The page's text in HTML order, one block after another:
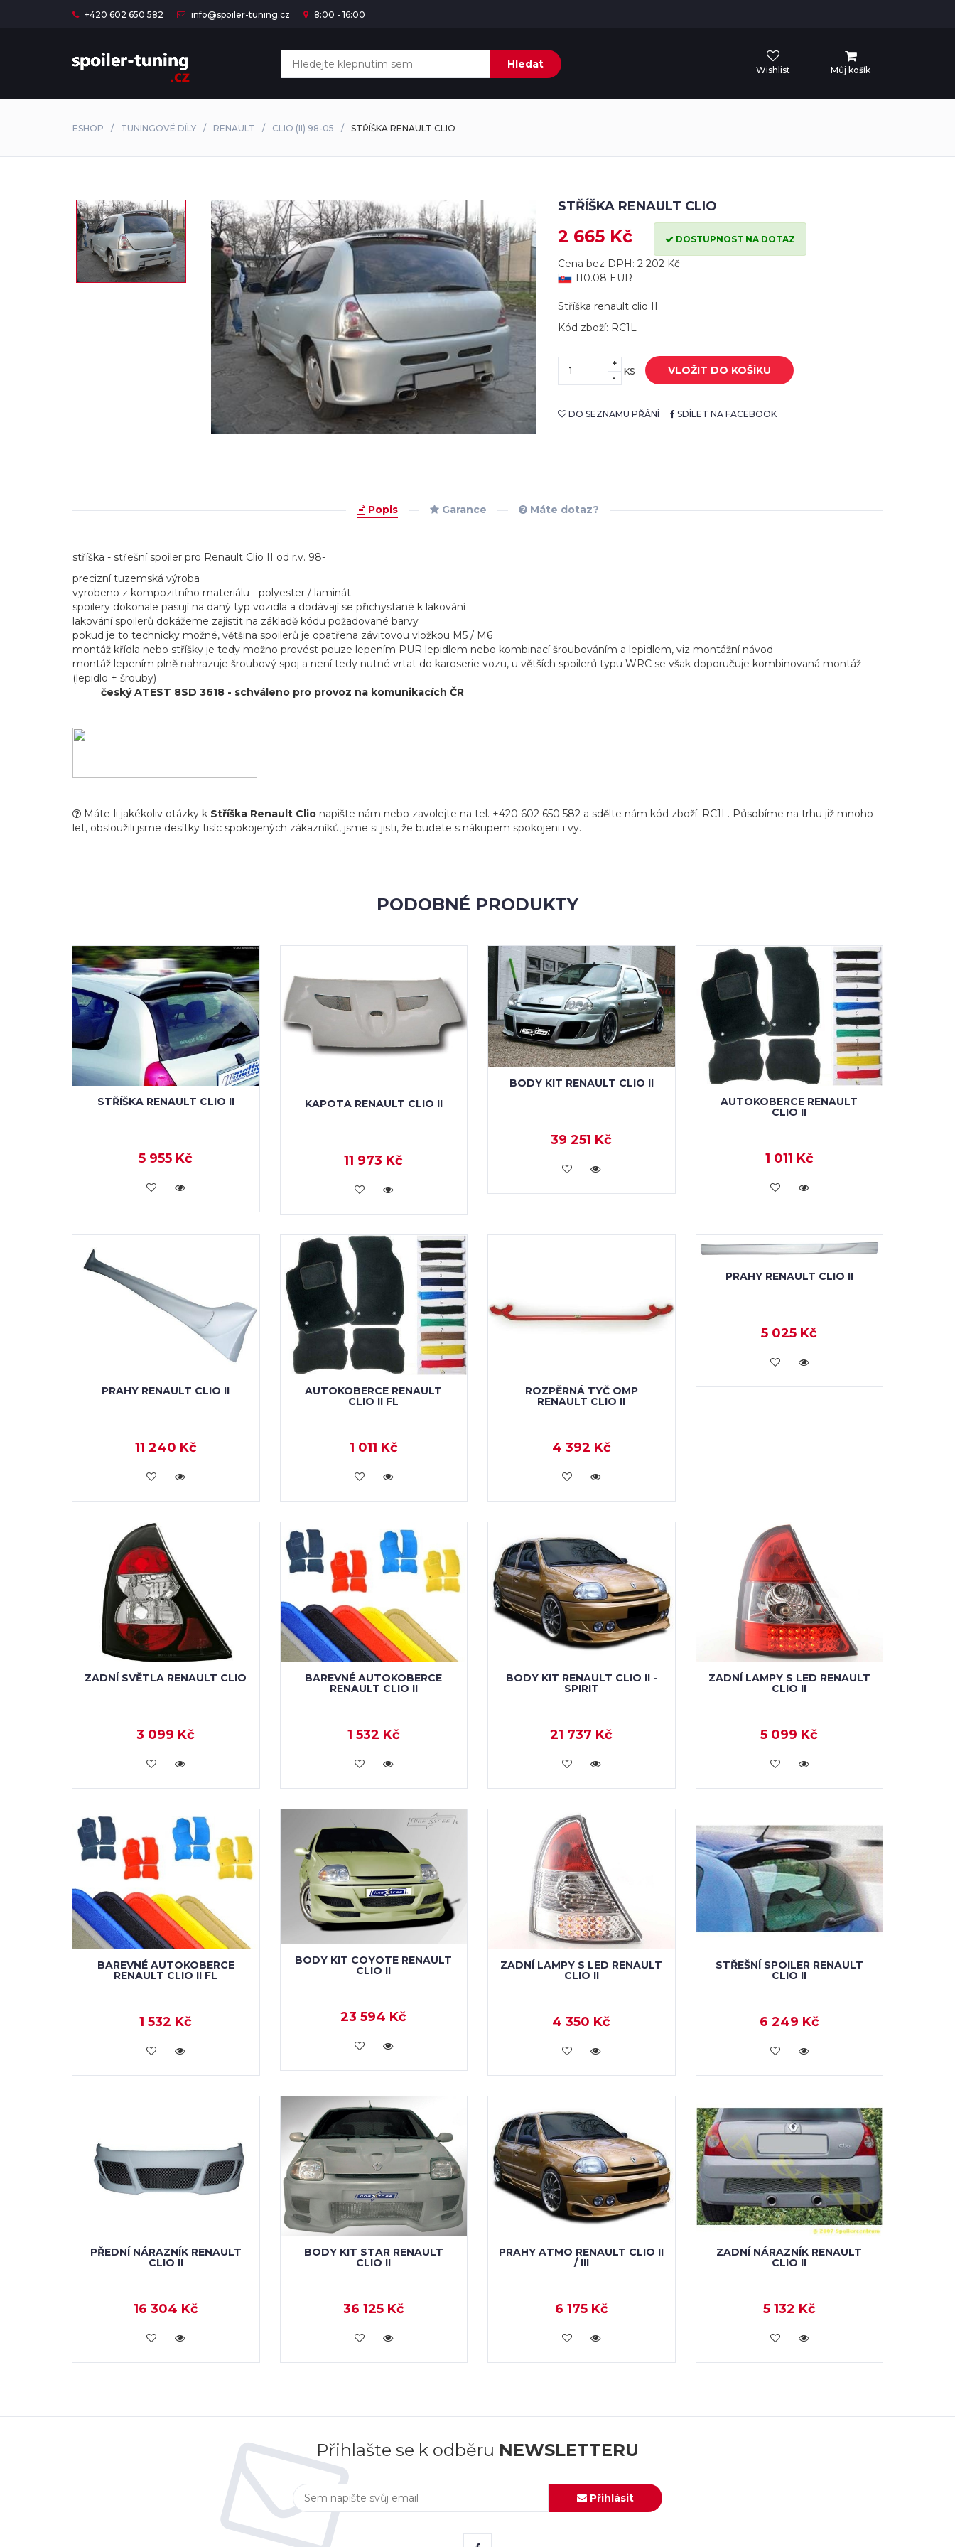
+420 602 650 582 info@spoiler-tuning.cz 8:00 - 16:00
Hledat Wishlist Můj košík
ESHOP TUNINGOVÉ DÍLY RENAULT CLIO (II) 98-05 STŘÍŠKA RENAULT CLIO
STŘÍŠKA RENAULT CLIO
2 665 Kč DOSTUPNOST NA DOTAZ
Cena bez DPH: 2 202 Kč
110.08 EUR
Stříška renault clio II
Kód zboží: RC1L
+
-
KS VLOŽIT DO KOŠÍKU
DO SEZNAMU PŘÁNÍ SDÍLET NA FACEBOOK
Popis Garance Máte dotaz?
stříška - střešní spoiler pro Renault Clio II od r.v. 98-
precizní tuzemská výroba
vyrobeno z kompozitního materiálu - polyester / laminát
spoilery dokonale pasují na daný typ vozidla a dodávají se přichystané k lakování
lakování spoilerů dokážeme zajistit na základě kódu požadované barvy
pokud je to technicky možné, většina spoilerů je opatřena závitovou vložkou M5 / M6
montáž křídla nebo stříšky je tedy možno provést pouze lepením PUR lepidlem nebo kombinací šroubováním a lepidlem, viz montážní návod
montáž lepením plně nahrazuje šroubový spoj a není tedy nutné vrtat do karoserie vozu, u větších spoilerů typu WRC se však doporučuje kombinovaná montáž
(lepidlo + šrouby)
český ATEST 8SD 3618 - schváleno pro provoz na komunikacích ČR
Máte-li jakékoliv otázky k Stříška Renault Clio napište nám nebo zavolejte na tel. +420 602 650 582 a sdělte nám kód zboží: RC1L. Působíme na trhu již mnoho
let, obsloužili jsme desítky tisíc spokojených zákazníků, jsme si jisti, že budete s nákupem spokojeni i vy.
PODOBNÉ PRODUKTY
STŘÍŠKA RENAULT CLIO II
5 955 Kč
KOUPIT
KAPOTA RENAULT CLIO II
11 973 Kč
KOUPIT
BODY KIT RENAULT CLIO II
39 251 Kč
KOUPIT
AUTOKOBERCE RENAULT
CLIO II
1 011 Kč
KOUPIT
PRAHY RENAULT CLIO II
11 240 Kč
KOUPIT
AUTOKOBERCE RENAULT
CLIO II FL
1 011 Kč
KOUPIT
ROZPĚRNÁ TYČ OMP
RENAULT CLIO II
4 392 Kč
KOUPIT
PRAHY RENAULT CLIO II
5 025 Kč
KOUPIT
ZADNÍ SVĚTLA RENAULT CLIO
3 099 Kč
KOUPIT
BAREVNÉ AUTOKOBERCE
RENAULT CLIO II
1 532 Kč
KOUPIT
BODY KIT RENAULT CLIO II -
SPIRIT
21 737 Kč
KOUPIT
ZADNÍ LAMPY S LED RENAULT
CLIO II
5 099 Kč
KOUPIT
BAREVNÉ AUTOKOBERCE
RENAULT CLIO II FL
1 532 Kč
KOUPIT
BODY KIT COYOTE RENAULT
CLIO II
23 594 Kč
KOUPIT
ZADNÍ LAMPY S LED RENAULT
CLIO II
4 350 Kč
KOUPIT
STŘEŠNÍ SPOILER RENAULT
CLIO II
6 249 Kč
KOUPIT
PŘEDNÍ NÁRAZNÍK RENAULT
CLIO II
16 304 Kč
KOUPIT
BODY KIT STAR RENAULT
CLIO II
36 125 Kč
KOUPIT
PRAHY ATMO RENAULT CLIO II
/ III
6 175 Kč
KOUPIT
ZADNÍ NÁRAZNÍK RENAULT
CLIO II
5 132 Kč
KOUPIT
Přihlašte se k odběru NEWSLETTERU
Přihlásit